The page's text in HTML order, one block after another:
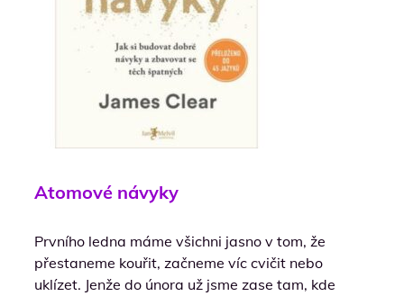
Atomové návyky
Prvního ledna máme všichni jasno v tom, že
přestaneme kouřit, začneme víc cvičit nebo
uklízet. Jenže do února už jsme zase tam, kde